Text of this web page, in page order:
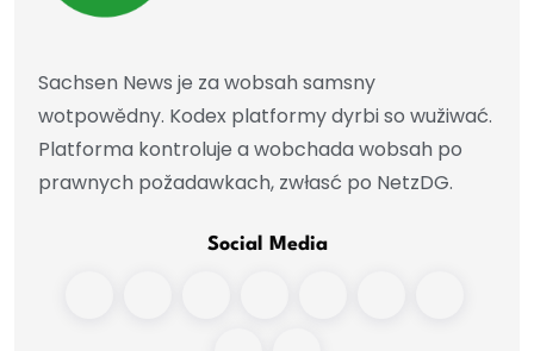
Sachsen News je za wobsah samsny
wotpowědny. Kodex platformy dyrbi so wužiwać.
Platforma kontroluje a wobchada wobsah po
prawnych požadawkach, zwłasć po NetzDG.
Social Media